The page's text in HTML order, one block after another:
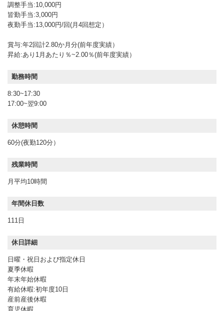
調整手当:10,000円
皆勤手当:3,000円
夜勤手当:13,000円/回(月4回想定）
賞与:年2回計2.80か月分(前年度実績）
昇給:あり1月あたり％~2.00％(前年度実績）
勤務時間
8:30~17:30
17:00~翌9:00
休憩時間
60分(夜勤120分）
残業時間
月平均10時間
年間休日数
111日
休日詳細
日曜・祝日および指定休日
夏季休暇
年末年始休暇
有給休暇:初年度10日
産前産後休暇
育児休暇